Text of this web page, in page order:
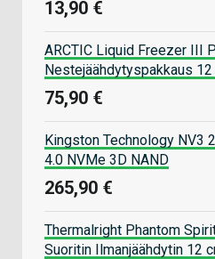
13,90 €
ARCTIC Liquid Freezer III
Nestejäähdytyspakkaus
75,90 €
Kingston Technology NV3
4.0 NVMe 3D NAND
265,90 €
Thermalright Phantom
Suoritin Ilmanjäähdytin 12